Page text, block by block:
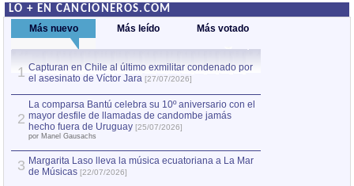
LO + EN CANCIONEROS.COM
Más nuevo Más leído Más votado
1 Capturan en Chile al último exmilitar condenado por
el asesinato de Víctor Jara [27/07/2026]
2
La comparsa Bantú celebra su 10º aniversario con el
mayor desfile de llamadas de candombe jamás
hecho fuera de Uruguay [25/07/2026]
por Manel Gausachs
3 Margarita Laso lleva la música ecuatoriana a La Mar
de Músicas [22/07/2026]